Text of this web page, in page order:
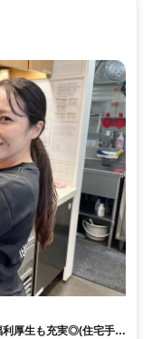
利厚生も充実◎(住宅手